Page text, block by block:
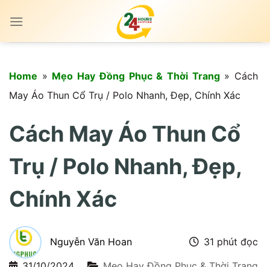
Home » Mẹo Hay Đồng Phục & Thời Trang» Cách
May Áo Thun Cổ Trụ / Polo Nhanh, Đẹp, Chính Xác
Cách May Áo Thun Cổ
Trụ / Polo Nhanh, Đẹp,
Chính Xác
Nguyễn Văn Hoan
31 phút đọc